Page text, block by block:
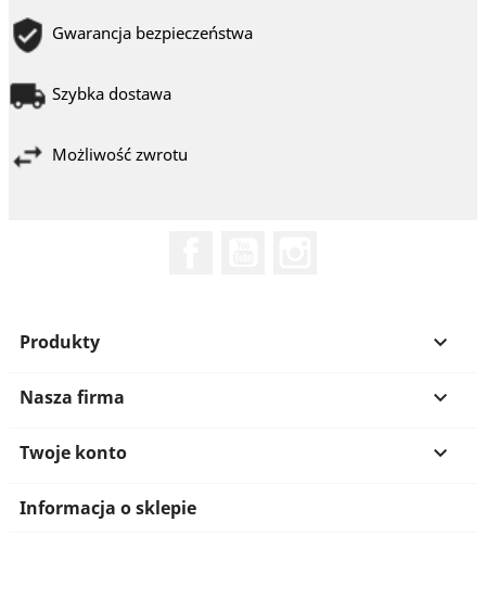
Gwarancja bezpieczeństwa
Szybka dostawa
Możliwość zwrotu
Produkty 
Nasza firma 
Twoje konto 
Informacja o sklepie